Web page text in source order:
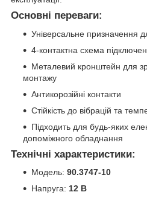
Основні переваги:
Універсальне призначення
4-контактна схема
Металевий кронштейн для
монтажу
Антикорозійні контакти
Стійкість до вібрацій та
Підходить для будь-яких
допоміжного обладнання
Технічні характеристики:
Модель: 90.3747-10
Напруга: 12 В